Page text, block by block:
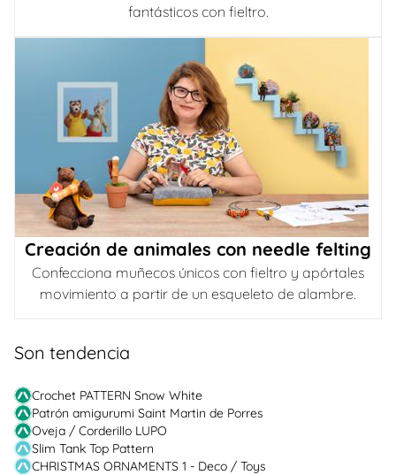
fantásticos con fieltro.
Creación de animales con needle felting
Confecciona muñecos únicos con fieltro y apórtales
movimiento a partir de un esqueleto de alambre.
Son tendencia
Crochet PATTERN Snow White
Patrón amigurumi Saint Martin de Porres
Oveja / Corderillo LUPO
Slim Tank Top Pattern
CHRISTMAS ORNAMENTS 1 - Deco / Toys